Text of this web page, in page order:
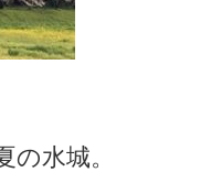
水城。